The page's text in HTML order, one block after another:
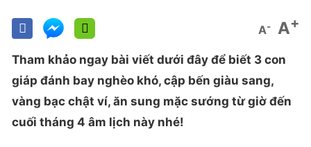
A- A+
Tham khảo ngay bài viết dưới đây để biết 3 con
giáp đánh bay nghèo khó, cập bến giàu sang,
vàng bạc chật ví, ăn sung mặc sướng từ giờ đến
cuối tháng 4 âm lịch này nhé!